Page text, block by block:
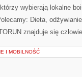
którzy wybierają lokalne
Dieta,
znajduje się
I MOBILNOŚĆ